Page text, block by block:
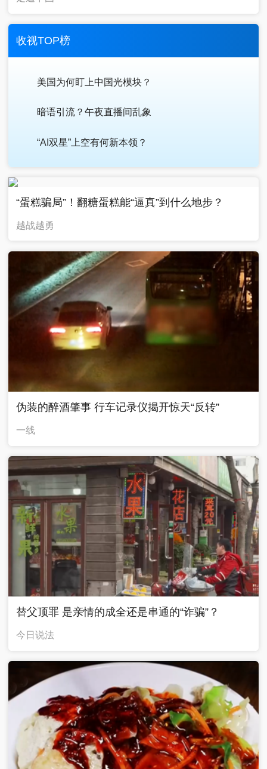
收视TOP榜
美国为何盯上中国光模块？
暗语引流？午夜直播间乱象
“AI双星”上空有何新本领？
“蛋糕骗局”！翻糖蛋糕能“逼真”到什么地步？
越战越勇
伪装的醉酒肇事 行车记录仪揭开惊天“反转”
一线
替父顶罪 是亲情的成全还是串通的“诈骗”？
今日说法